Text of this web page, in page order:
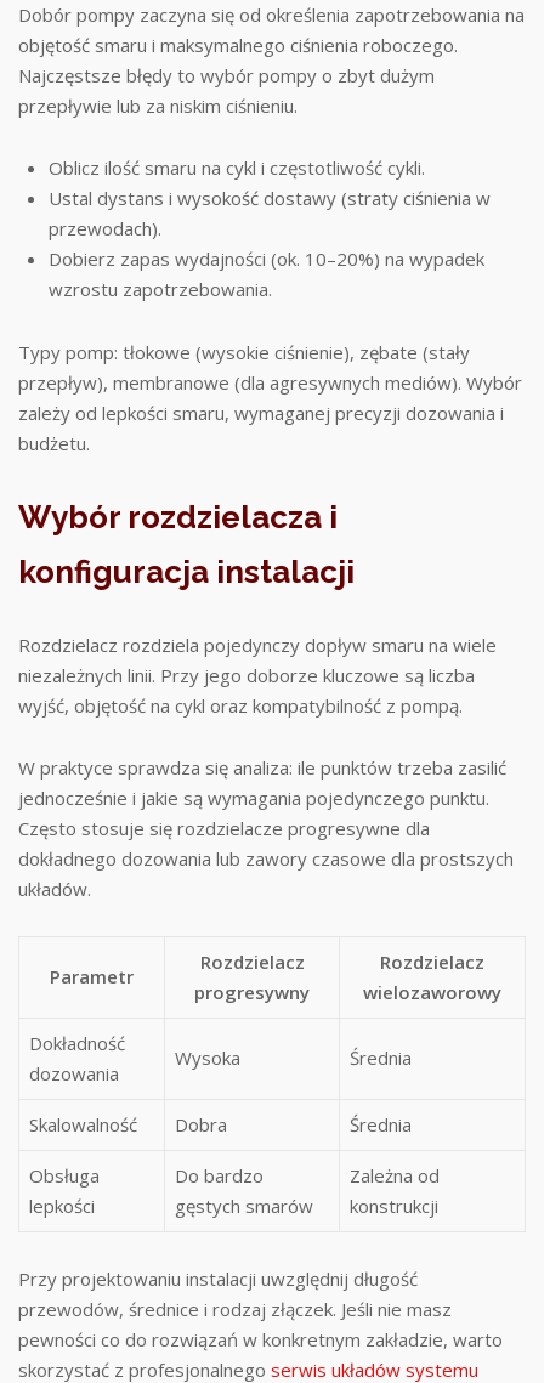
Dobór pompy zaczyna się od określenia zapotrzebowania na
objętość smaru i maksymalnego ciśnienia roboczego.
Najczęstsze błędy to wybór pompy o zbyt dużym
przepływie lub za niskim ciśnieniu.
Oblicz ilość smaru na cykl i częstotliwość cykli.
Ustal dystans i wysokość dostawy (straty ciśnienia w
przewodach).
Dobierz zapas wydajności (ok. 10–20%) na wypadek
wzrostu zapotrzebowania.
Typy pomp: tłokowe (wysokie ciśnienie), zębate (stały
przepływ), membranowe (dla agresywnych mediów). Wybór
zależy od lepkości smaru, wymaganej precyzji dozowania i
budżetu.
Wybór rozdzielacza i
konfiguracja instalacji
Rozdzielacz rozdziela pojedynczy dopływ smaru na wiele
niezależnych linii. Przy jego doborze kluczowe są liczba
wyjść, objętość na cykl oraz kompatybilność z pompą.
W praktyce sprawdza się analiza: ile punktów trzeba zasilić
jednocześnie i jakie są wymagania pojedynczego punktu.
Często stosuje się rozdzielacze progresywne dla
dokładnego dozowania lub zawory czasowe dla prostszych
układów.
Parametr
Rozdzielacz
progresywny
Rozdzielacz
wielozaworowy
Dokładność
dozowania
Wysoka Średnia
Skalowalność Dobra Średnia
Obsługa
lepkości
Do bardzo
gęstych smarów
Zależna od
konstrukcji
Przy projektowaniu instalacji uwzględnij długość
przewodów, średnice i rodzaj złączek. Jeśli nie masz
pewności co do rozwiązań w konkretnym zakładzie, warto
skorzystać z profesjonalnego serwis układów systemu